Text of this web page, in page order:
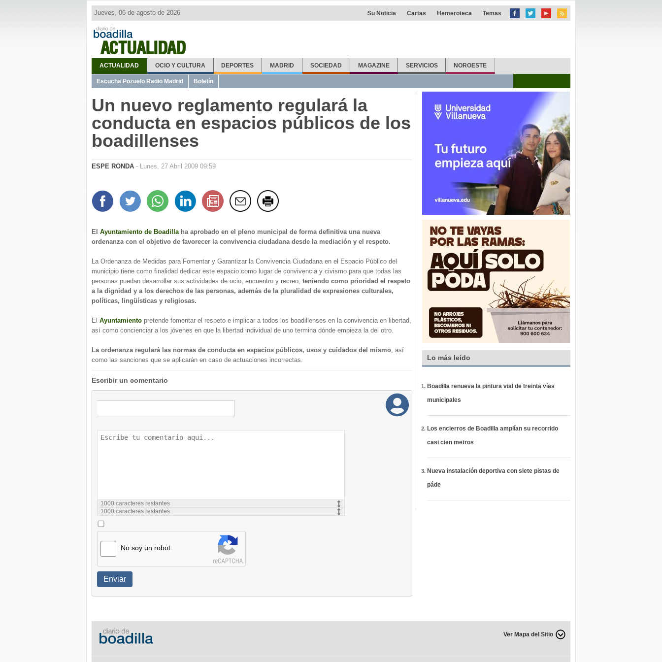
ACTUALIDAD
Jueves, 06 de agosto de 2026 Su Noticia Cartas Hemeroteca Temas
ACTUALIDAD OCIO Y CULTURA DEPORTES MADRID SOCIEDAD MAGAZINE SERVICIOS NOROESTE
Escucha Pozuelo Radio Madrid Boletín
Un nuevo reglamento regulará la
conducta en espacios públicos de los
boadillenses
ESPE RONDA - Lunes, 27 Abril 2009 09:59
El Ayuntamiento de Boadillaha aprobado en el pleno municipal de forma definitiva una nueva
ordenanza con el objetivo de favorecer la convivencia ciudadana desde la mediación y el respeto.
La Ordenanza de Medidas para Fomentar y Garantizar la Convivencia Ciudadana en el Espacio Público del
municipio tiene como finalidad dedicar este espacio como lugar de convivencia y civismo para que todas las
personas puedan desarrollar sus actividades de ocio, encuentro y recreo, teniendo como prioridad el respeto
a la dignidad y a los derechos de las personas, además de la pluralidad de expresiones culturales,
políticas, lingüísticas y religiosas.
El Ayuntamiento pretende fomentar el respeto e implicar a todos los boadillenses en la convivencia en libertad,
así como concienciar a los jóvenes en que la libertad individual de uno termina dónde empieza la del otro.
La ordenanza regulará las normas de conducta en espacios públicos, usos y cuidados del mismo, así
como las sanciones que se aplicarán en caso de actuaciones incorrectas.
Escribir un comentario
1000 caracteres restantes
1000 caracteres restantes
No soy un robot
Enviar
Lo más leído
Boadilla renueva la pintura vial de treinta vías
municipales
Los encierros de Boadilla amplían su recorrido
casi cien metros
Nueva instalación deportiva con siete pistas de
páde
Ver Mapa del Sitio